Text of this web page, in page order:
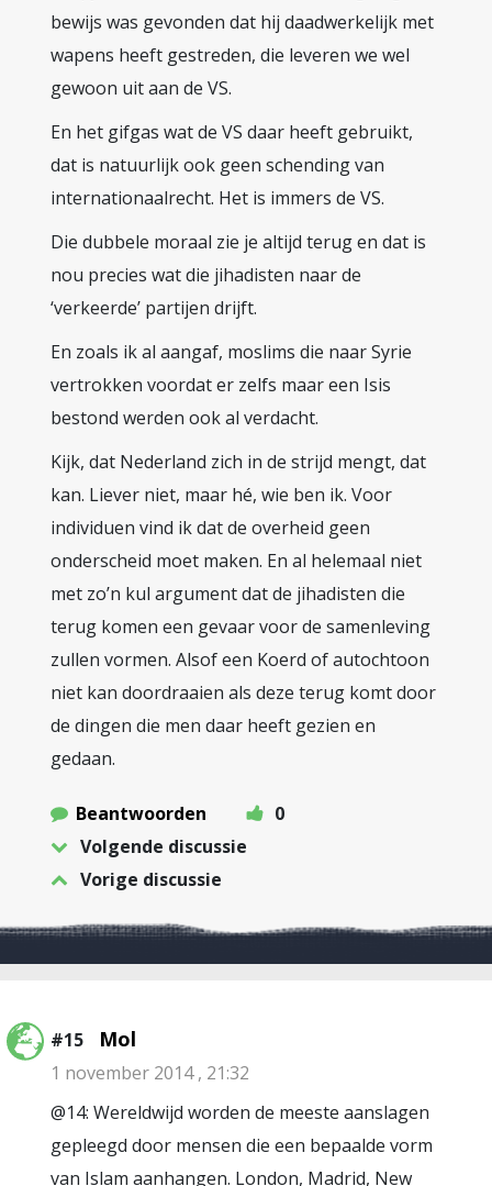
bewijs was gevonden dat hij daadwerkelijk met
wapens heeft gestreden, die leveren we wel
gewoon uit aan de VS.
En het gifgas wat de VS daar heeft gebruikt,
dat is natuurlijk ook geen schending van
internationaalrecht. Het is immers de VS.
Die dubbele moraal zie je altijd terug en dat is
nou precies wat die jihadisten naar de
‘verkeerde’ partijen drijft.
En zoals ik al aangaf, moslims die naar Syrie
vertrokken voordat er zelfs maar een Isis
bestond werden ook al verdacht.
Kijk, dat Nederland zich in de strijd mengt, dat
kan. Liever niet, maar hé, wie ben ik. Voor
individuen vind ik dat de overheid geen
onderscheid moet maken. En al helemaal niet
met zo’n kul argument dat de jihadisten die
terug komen een gevaar voor de samenleving
zullen vormen. Alsof een Koerd of autochtoon
niet kan doordraaien als deze terug komt door
de dingen die men daar heeft gezien en
gedaan.
Beantwoorden
0
Volgende discussie
Vorige discussie
#15 Mol
1 november 2014 , 21:32
@14: Wereldwijd worden de meeste aanslagen
gepleegd door mensen die een bepaalde vorm
van Islam aanhangen. London, Madrid, New